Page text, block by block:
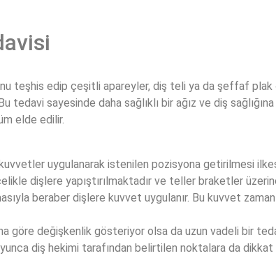
teşhis edip çeşitli apareyler, diş teli ya da şeffaf plak
sayesinde daha sağlıklı bir ağız ve diş sağlığına
elde edilir.
uygulanarak istenilen pozisyona getirilmesi
dişlere yapıştırılmaktadır ve teller braketler
beraber dişlere kuvvet uygulanır. Bu kuvvet
göre değişkenlik gösteriyor olsa da uzun vadeli bir
diş hekimi tarafından belirtilen noktalara da